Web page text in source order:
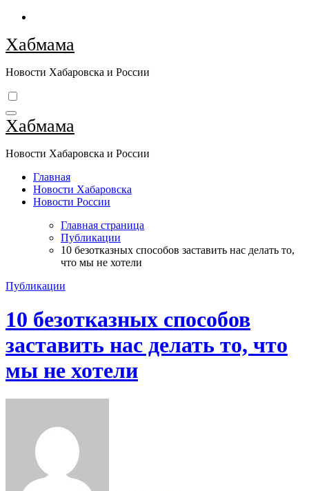
Перейти
содержимому
Хабмама
Новости Хабаровска и России
Хабмама
Новости Хабаровска и России
Главная
Новости Хабаровска
Новости России
Главная страница
Публикации
10 безотказных способов заставить нас делать то,
что мы не хотели
Публикации
10 безотказных способов
заставить нас делать то, что
мы не хотели